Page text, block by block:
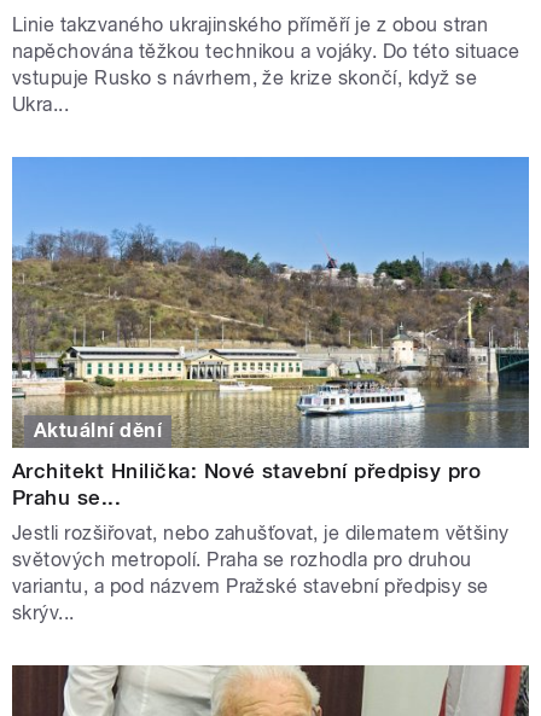
Linie takzvaného ukrajinského příměří je z obou stran
napěchována těžkou technikou a vojáky. Do této situace
vstupuje Rusko s návrhem, že krize skončí, když se
Ukra...
Aktuální dění
Architekt Hnilička: Nové stavební předpisy pro
Prahu se...
Jestli rozšiřovat, nebo zahušťovat, je dilematem většiny
světových metropolí. Praha se rozhodla pro druhou
variantu, a pod názvem Pražské stavební předpisy se
skrýv...